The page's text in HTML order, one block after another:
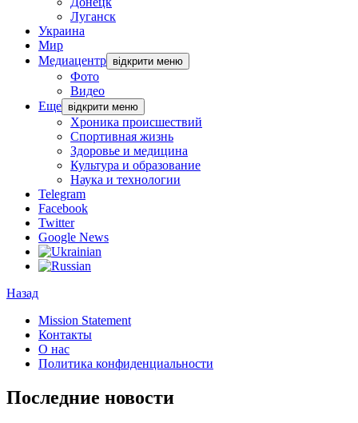
Луганск
Украина
Мир
Медиацентр відкрити меню
Фото
Видео
Еще відкрити меню
Хроника происшествий
Спортивная жизнь
Здоровье и медицина
Культура и образование
Наука и технологии
Telegram
Facebook
Twitter
Google News
Назад
Mission Statement
Контакты
О нас
Политика конфиденциальности
Последние новости